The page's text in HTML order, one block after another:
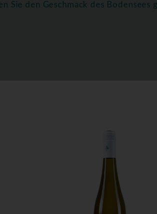
Sie den Geschmack des Bodensees